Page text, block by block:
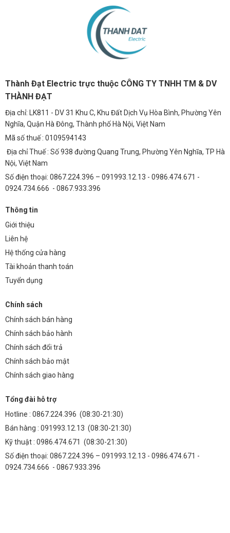
Thành Đạt Electric trực thuộc CÔNG TY TNHH TM & DV
THÀNH ĐẠT
Địa chỉ: LK811 - DV 31 Khu C, Khu Đất Dịch Vụ Hòa Bình, Phường Yên
Nghĩa, Quận Hà Đông, Thành phố Hà Nội, Việt Nam
Mã số thuế : 0109594143
Địa chỉ Thuế : Số 938 đường Quang Trung, Phường Yên Nghĩa, TP Hà
Nội, Việt Nam
Số điện thoại: 0867.224.396 – 091993.12.13 - 0986.474.671 -
0924.734.666 - 0867.933.396
Thông tin
Giới thiệu
Liên hệ
Hệ thống cửa hàng
Tài khoản thanh toán
Tuyển dụng
Chính sách
Chính sách bán hàng
Chính sách bảo hành
Chính sách đổi trả
Chính sách bảo mật
Chính sách giao hàng
Tổng đài hỗ trợ
Hotline : 0867.224.396 (08:30-21:30)
Bán hàng : 091993.12.13 (08:30-21:30)
Kỹ thuật : 0986.474.671 (08:30-21:30)
Số điện thoại: 0867.224.396 – 091993.12.13 - 0986.474.671 -
0924.734.666 - 0867.933.396